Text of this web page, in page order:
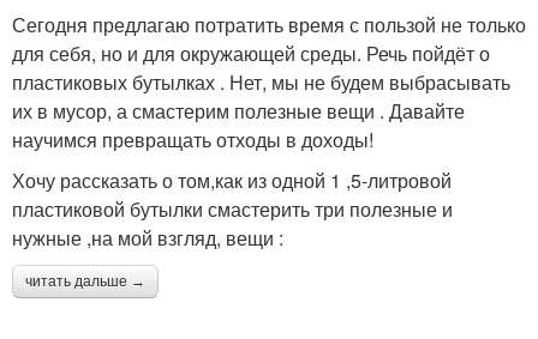
Сегодня предлагаю потратить время с пользой не только
для себя, но и для окружающей среды. Речь пойдёт о
пластиковых бутылках . Нет, мы не будем выбрасывать
их в мусор, а смастерим полезные вещи . Давайте
научимся превращать отходы в доходы!
Хочу рассказать о том,как из одной 1 ,5-литровой
пластиковой бутылки смастерить три полезные и
нужные ,на мой взгляд, вещи :
читать дальше →